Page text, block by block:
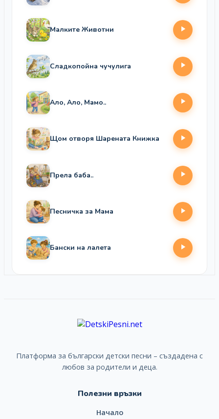
Малките Животни
Сладкопойна чучулига
Ало, Ало, Мамо..
Щом отворя Шарената Книжка
Прела баба..
Песничка за Мама
Бански на лалета
Платформа за български детски песни – създадена с
любов за родители и деца.
Полезни връзки
Начало